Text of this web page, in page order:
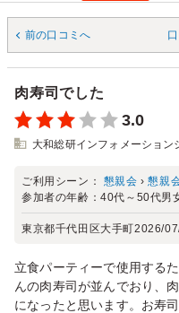
前の口コミへ
肉寿司でした
3.0
大和総研インフォメーション
ご利用シーン： 懇親会 ›懇親
参加者の年齢：40代～50代男
東京都千代田区大手町2026/
立食パーティーで使用する
んの肉寿司が並んでおり、
になったと思います。お寿